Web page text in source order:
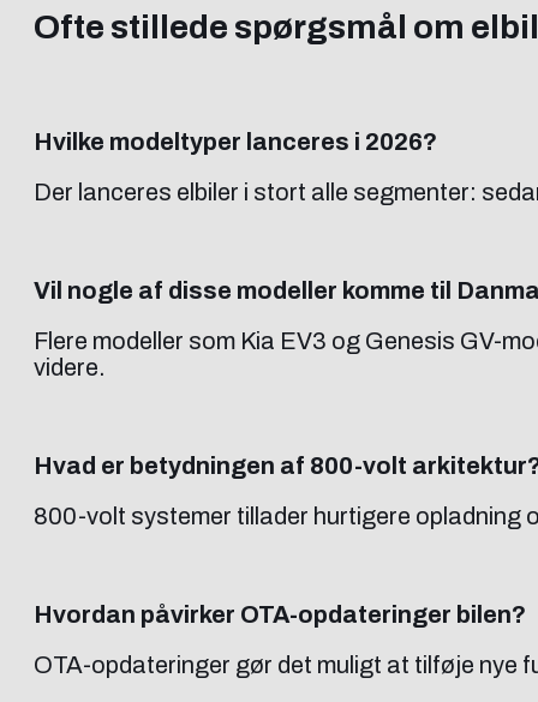
Ofte stillede spørgsmål om
Hvilke modeltyper lanceres i 2026?
Der lanceres elbiler i stort alle segmenter:
Vil nogle af disse modeller komme til
Flere modeller som Kia EV3 og Genesis GV-
videre.
Hvad er betydningen af 800-volt
800-volt systemer tillader hurtigere opladning
Hvordan påvirker OTA-opdateringer bilen?
OTA-opdateringer gør det muligt at tilføje